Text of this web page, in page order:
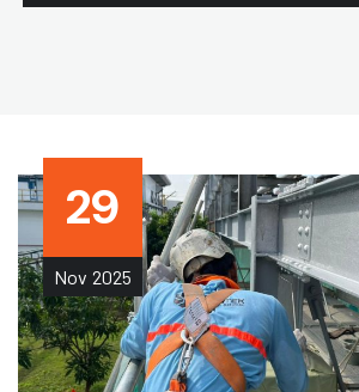
29
Nov 2025